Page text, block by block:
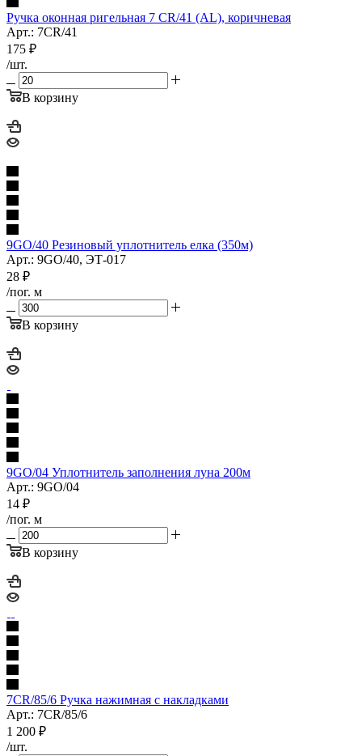
Ручка оконная ригельная 7 CR/41 (AL), коричневая
Арт.: 7СR/41
175 ₽
/шт.
В корзину
9GO/40 Резиновый уплотнитель елка (350м)
Арт.: 9GO/40, ЭТ-017
28 ₽
/пог. м
В корзину
9GO/04 Уплотнитель заполнения луна 200м
Арт.: 9GO/04
14 ₽
/пог. м
В корзину
7CR/85/6 Ручка нажимная с накладками
Арт.: 7CR/85/6
1 200 ₽
/шт.